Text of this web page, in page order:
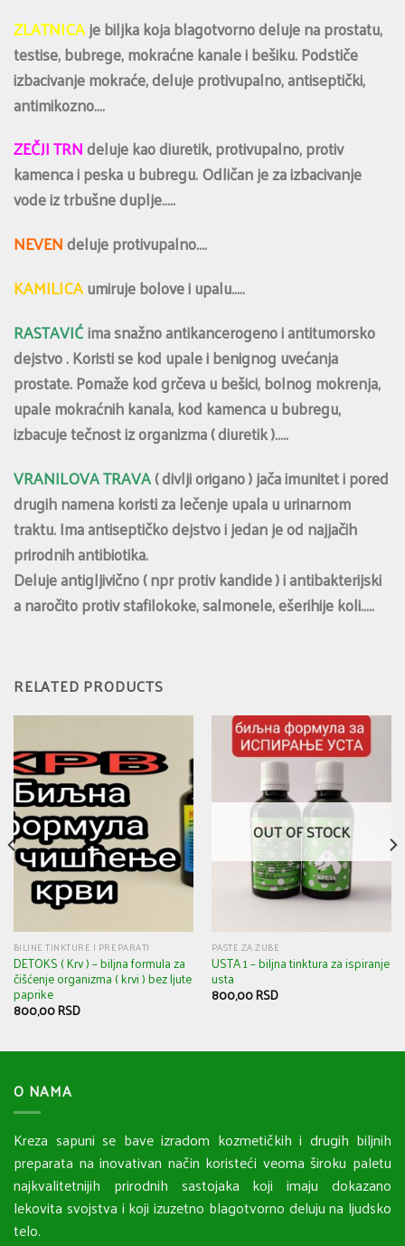
ZLATNICAje biljka koja blagotvorno deluje na prostatu,
testise, bubrege, mokraćne kanale i bešiku. Podstiče
izbacivanje mokraće, deluje protivupalno, antiseptički,
antimikozno….
ZEČJI TRNdeluje kao diuretik, protivupalno, protiv
kamenca i peska u bubregu. Odličan je za izbacivanje
vode iz trbušne duplje…..
NEVENdeluje protivupalno….
KAMILICAumiruje bolove i upalu…..
RASTAVIĆima snažno antikancerogeno i antitumorsko
dejstvo . Koristi se kod upale i benignog uvećanja
prostate. Pomaže kod grčeva u bešici, bolnog mokrenja,
upale mokraćnih kanala, kod kamenca u bubregu,
izbacuje tečnost iz organizma ( diuretik )…..
VRANILOVA TRAVA( divlji origano ) jača imunitet i pored
drugih namena koristi za lečenje upala u urinarnom
traktu. Ima antiseptičko dejstvo i jedan je od najjačih
prirodnih antibiotika.
Deluje antigljivično ( npr protiv kandide ) i antibakterijski
a naročito protiv stafilokoke, salmonele, ešerihije koli…..
RELATED PRODUCTS
BILJNE TINKTURE I PREPARATI
DETOKS ( Krv ) – biljna formula za
čišćenje organizma ( krvi ) bez ljute
paprike
800,00RSD
OUT OF STOCK
PASTE ZA ZUBE
USTA 1 – biljna tinktura za ispiranje
usta
800,00RSD
O NAMA
Kreza sapuni se bave izradom kozmetičkih i drugih biljnih
preparata na inovativan način koristeći veoma široku paletu
najkvalitetnijih prirodnih sastojaka koji imaju dokazano
lekovita svojstva i koji izuzetno blagotvorno deluju na ljudsko
telo.